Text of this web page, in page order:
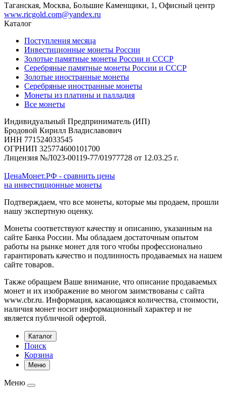
Таганская, Москва, Большие Каменщики, 1, Офисный центр
www.ricgold.com@yandex.ru
Каталог
Поступления месяца
Инвестиционные монеты России
Золотые памятные монеты России и СССР
Серебряные памятные монеты России и СССР
Золотые иностранные монеты
Серебряные иностранные монеты
Монеты из платины и палладия
Все монеты
Индивидуальный Предприниматель (ИП)
Бродовой Кирилл Владиславович
ИНН 771524033545
ОГРНИП 325774600101700
Лицензия №Л023-00119-77/01977728 от 12.03.25 г.
ЦенаМонет.РФ - сравнить цены
на инвестиционные монеты
Подтверждаем, что все монеты, которые мы продаем, прошли
нашу экспертную оценку.
Монеты соответствуют качеству и описанию, указанным на
сайте Банка России. Мы обладаем достаточным опытом
работы на рынке монет для того чтобы профессионально
гарантировать качество и подлинность продаваемых на нашем
сайте товаров.
Также обращаем Ваше внимание, что описание продаваемых
монет и их изображение во многом заимствованы с сайта
www.cbr.ru. Информация, касающаяся количества, стоимости,
наличия монет носит информационный характер и не
является публичной офертой.
Каталог
Поиск
Корзина
Меню
Меню